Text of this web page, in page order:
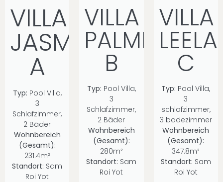
VILLA
JASMIN
A
Typ: Pool Villa,
3
Schlafzimmer,
2 Bäder
Wohnbereich
(Gesamt):
231.4m²
Standort: Sam
Roi Yot
VILLA
PALME
B
Typ: Pool Villa,
3
Schlafzimmer,
2 Bäder
Wohnbereich
(Gesamt):
280m²
Standort: Sam
Roi Yot
VILLA
C
Typ: Pool Villa,
3
schlafzimmer,
3 badezimmer
Wohnbereich
(Gesamt):
347.8m²
Standort: Sam
Roi Yot